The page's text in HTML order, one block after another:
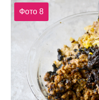
Фото 8